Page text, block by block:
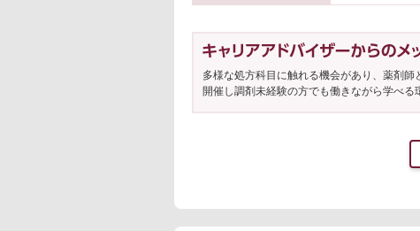
多様な処方科目に触れる機会があり、薬剤
開催し調剤未経験の方でも働きながら学べる